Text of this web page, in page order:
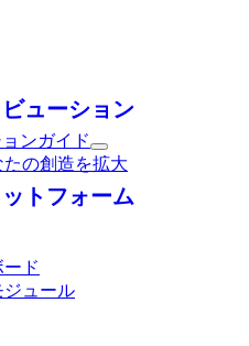
ューション
ンガイド
たの創造を拡大
トフォーム
ード
ジュール